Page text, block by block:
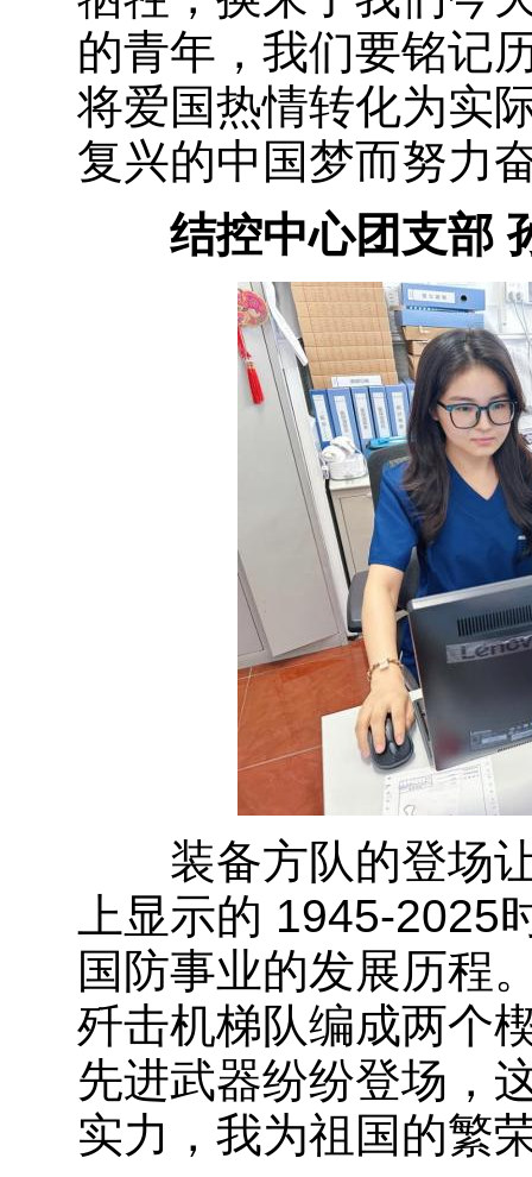
的青年，我们要铭记
将爱国热情转化为实
复兴的中国梦而努力
结控中心团支部
装备方队的登场让
上显示的 1945-2025
国防事业的发展历程
歼击机梯队编成两个
先进武器纷纷登场，
实力，我为祖国的繁